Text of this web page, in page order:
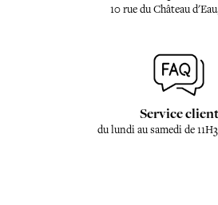
10 rue du Château
Service client
du lundi au samedi de